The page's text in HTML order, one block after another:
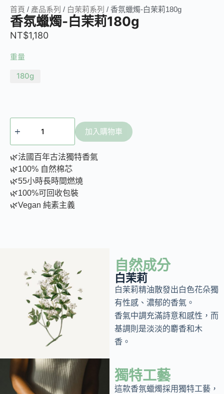
首頁 / 產品系列 / 白茉莉系列 / 香氛蠟燭-白茉莉180g
香氛蠟燭-白茉莉180g
NT$1,180
重量
180g
加入購物車
🌿法國百年古法獨特香氣
🌿100% 自然棉芯
🌿55小時長時間燃燒
🌿100%可回收包裝
🌿Vegan 純素主義
自然成分
白茉莉
白茉莉精油散發出白色花朵獨
有性感、濃郁的香氣。
香氣中調充滿詩意和感性，而
基調則是淡淡的麝香和木
香。
獨特工藝
這款香氛蠟燭採用獨特工藝，